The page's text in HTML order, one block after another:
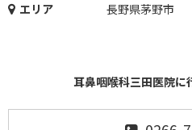
エリア 長野県茅野市
耳鼻咽喉科三田医院に